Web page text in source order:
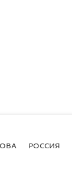
РОССИЯ